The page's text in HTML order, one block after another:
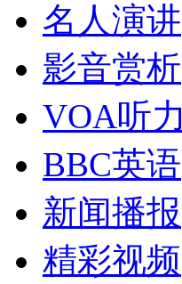
名人演讲
影音赏析
VOA听力
BBC英语
新闻播报
精彩视频